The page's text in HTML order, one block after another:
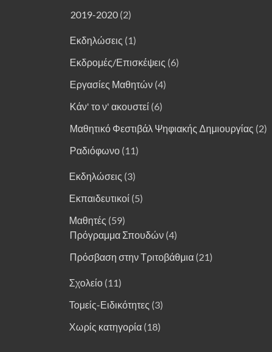
2019-2020 (2)
Εκδηλώσεις (1)
Εκδρομές/Επισκέψεις (6)
Εργασίες Μαθητών (4)
Κάν' το ν' ακουστεί (6)
Μαθητικό Φεστιβάλ Ψηφιακής Δημιουργίας (2)
Ραδιόφωνο (11)
Εκδηλώσεις (3)
Εκπαιδευτικοί (5)
Μαθητές (59)
Πρόγραμμα Σπουδών (4)
Πρόσβαση στην Τριτοβάθμια (21)
Σχολείο (11)
Τομείς-Ειδικότητες (3)
Χωρίς κατηγορία (18)